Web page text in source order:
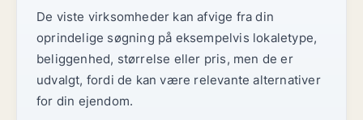
De viste virksomheder kan afvige fra din
oprindelige søgning på eksempelvis lokaletype,
beliggenhed, størrelse eller pris, men de er
udvalgt, fordi de kan være relevante alternativer
for din ejendom.